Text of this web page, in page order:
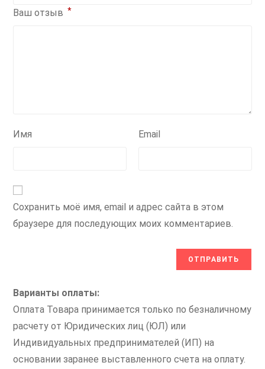
Ваш отзыв *
Имя Email
Сохранить моё имя, email и адрес сайта в этом
браузере для последующих моих комментариев.
Варианты оплаты:
Оплата Товара принимается только по безналичному
расчету от Юридических лиц (ЮЛ) или
Индивидуальных предпринимателей (ИП) на
основании заранее выставленного счета на оплату.